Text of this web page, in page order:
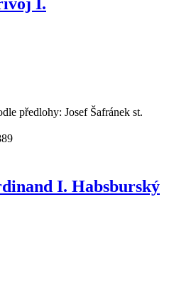
I.
předlohy: Josef Šafránek st.
I. Habsburský